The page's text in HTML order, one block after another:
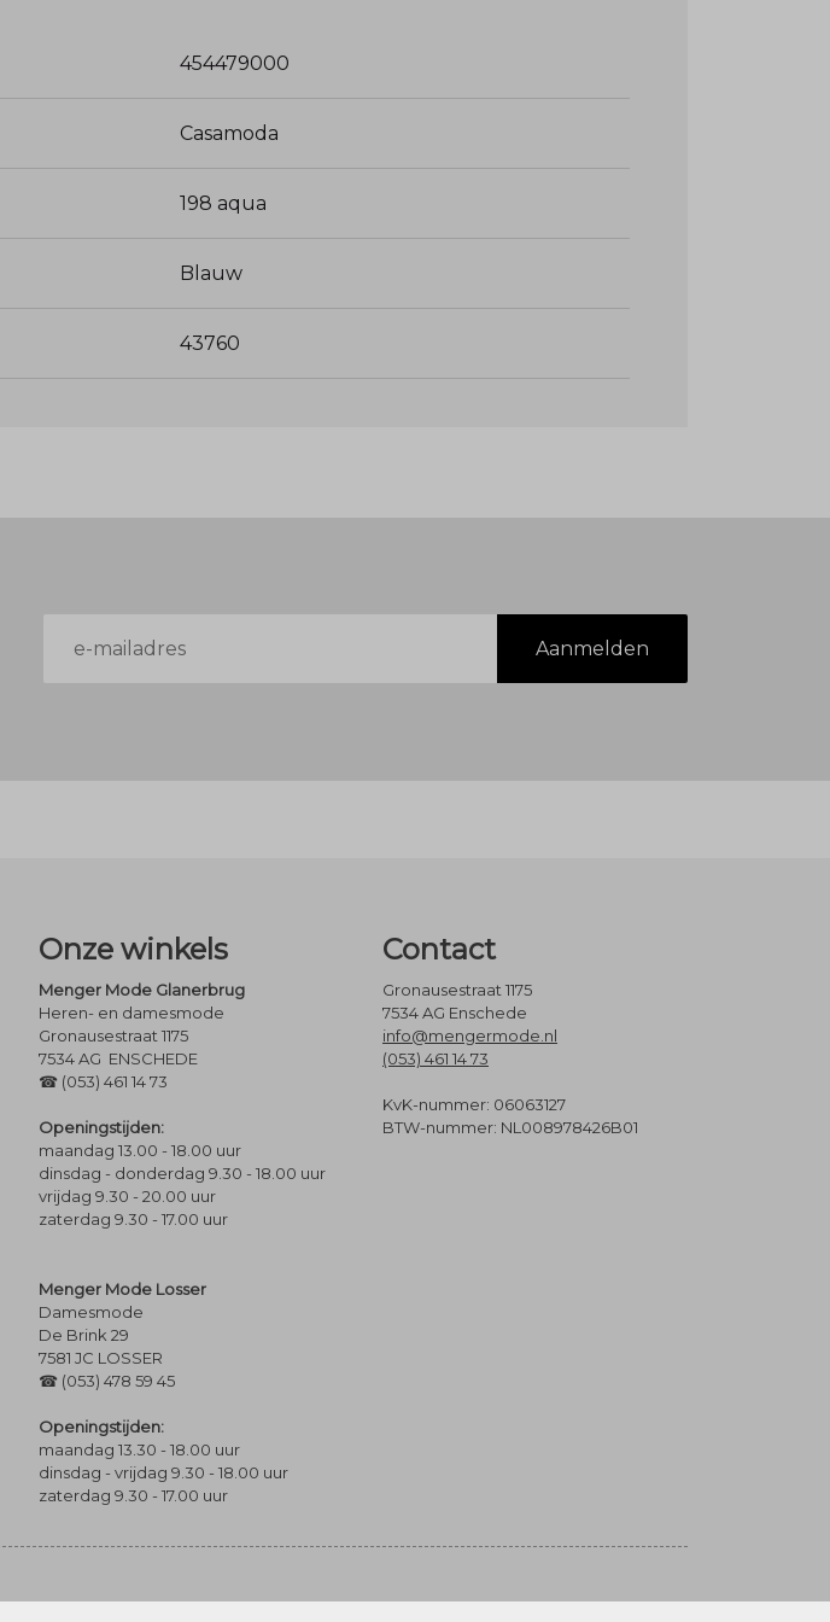
454479000
Casamoda
198 aqua
Blauw
43760
mailadres
Aanmelden
Onze winkels
Menger Mode Glanerbrug
Heren- en damesmode
Gronausestraat 1175
7534 AG ENSCHEDE
☎ (053) 461 14 73
Openingstijden:
maandag 13.00 - 18.00 uur
dinsdag - donderdag 9.30 - 18.00 uur
vrijdag 9.30 - 20.00 uur
zaterdag 9.30 - 17.00 uur
Menger Mode Losser
Damesmode
De Brink 29
7581 JC LOSSER
☎ (053) 478 59 45
Openingstijden:
maandag 13.30 - 18.00 uur
dinsdag - vrijdag 9.30 - 18.00 uur
zaterdag 9.30 - 17.00 uur
Contact
Gronausestraat 1175
7534 AG Enschede
info@mengermode.nl
(053) 461 14 73
KvK-nummer: 06063127
BTW-nummer: NL008978426B01